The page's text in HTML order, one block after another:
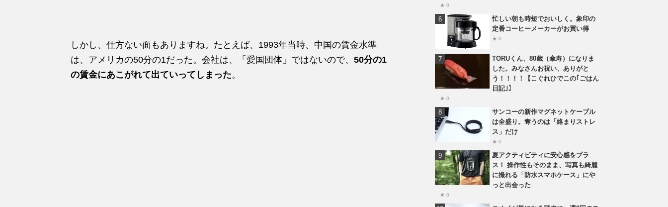
しかし、仕方ない面もありますね。たとえば、1993年当時、中国の賃金水準
は、アメリカの50分の1だった。会社は、「愛国団体」ではないので、 50分の1
の賃金にあこがれて出ていってしまった。
★ 0
忙しい朝も時短でおいしく。象印の
定番コーヒーメーカーがお買い得
★ 0
TORUくん、80歳（傘寿）になりま
した。みなさんお祝い、ありがと
う！！！！【こぐれひでこの｢ごはん
日記｣】
★ 0
サンコーの新作マグネットケーブル
は全盛り。奪うのは「絡まりストレ
ス」だけ
★ 0
夏アクティビティに安心感をプラ
ス！ 操作性もそのまま、写真も綺麗
に撮れる「防水スマホケース」にや
っと出会った
★ 0